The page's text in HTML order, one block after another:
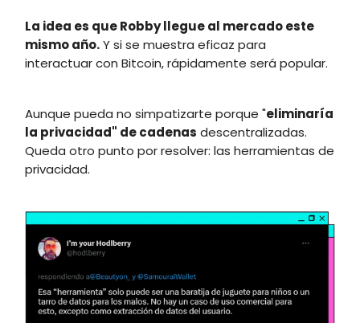
La idea es que Robby llegue al mercado este
mismo año.Y si se muestra eficaz para
interactuar con Bitcoin, rápidamente será popular.
Aunque pueda no simpatizarte porque "eliminaría
la privacidad" de cadenas descentralizadas.
Queda otro punto por resolver: las herramientas de
privacidad.